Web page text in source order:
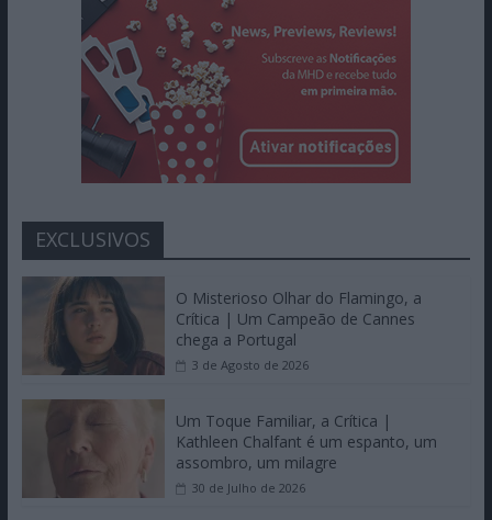
EXCLUSIVOS
O Misterioso Olhar do Flamingo, a
Crítica | Um Campeão de Cannes
chega a Portugal
3 de Agosto de 2026
Um Toque Familiar, a Crítica |
Kathleen Chalfant é um espanto, um
assombro, um milagre
30 de Julho de 2026